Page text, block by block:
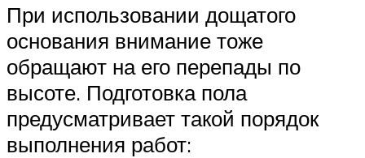
При использовании дощатого
основания внимание тоже
обращают на его перепады по
высоте. Подготовка пола
предусматривает такой порядок
выполнения работ: